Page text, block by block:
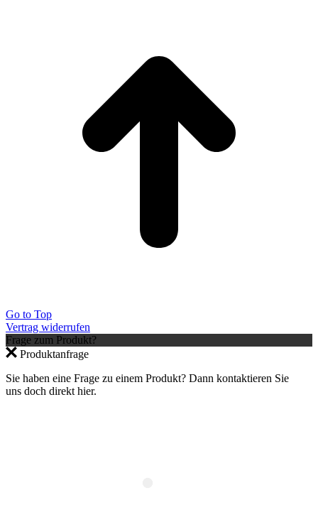
Jetzt anmelden und 10 % auf den ersten
Einkauf sparen – nur gültig im Webshop.
×
Go to Top
Vertrag widerrufen
Frage zum Produkt?
Produktanfrage
Sie haben eine Frage zu einem Produkt? Dann kontaktieren Sie
uns doch direkt hier.